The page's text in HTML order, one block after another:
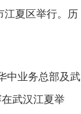
江夏区举行。历
中业务总部及武
武汉江夏举